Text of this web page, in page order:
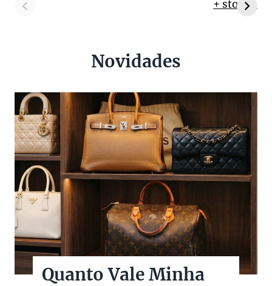
+ stories
Novidades
Quanto Vale Minha